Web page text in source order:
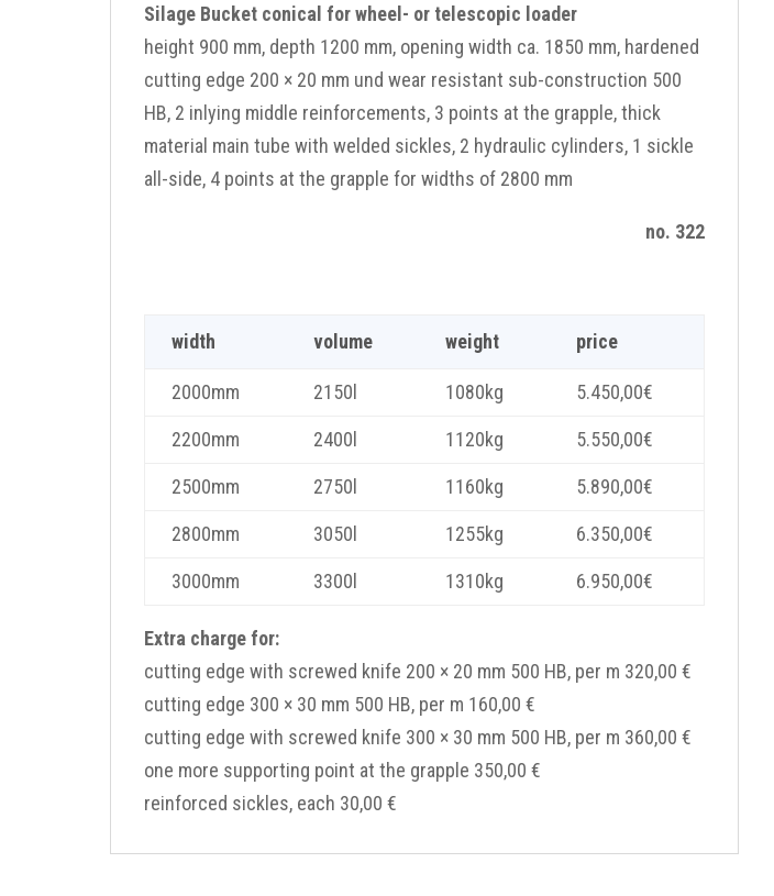
Silage Bucket conical for wheel- or telescopic loader
height 900 mm, depth 1200 mm, opening width ca. 1850 mm, hardened
cutting edge 200 × 20 mm und wear resistant sub-construction 500
HB, 2 inlying middle reinforcements, 3 points at the grapple, thick
material main tube with welded sickles, 2 hydraulic cylinders, 1 sickle
all-side, 4 points at the grapple for widths of 2800 mm
no. 322
width volume weight price
2000mm 2150l 1080kg 5.450,00€
2200mm 2400l 1120kg 5.550,00€
2500mm 2750l 1160kg 5.890,00€
2800mm 3050l 1255kg 6.350,00€
3000mm 3300l 1310kg 6.950,00€
Extra charge for:
cutting edge with screwed knife 200 × 20 mm 500 HB, per m 320,00 €
cutting edge 300 × 30 mm 500 HB, per m 160,00 €
cutting edge with screwed knife 300 × 30 mm 500 HB, per m 360,00 €
one more supporting point at the grapple 350,00 €
reinforced sickles, each 30,00 €